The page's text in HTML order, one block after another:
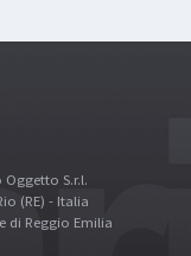
S.r.l.
(RE) - Italia
di Reggio Emilia